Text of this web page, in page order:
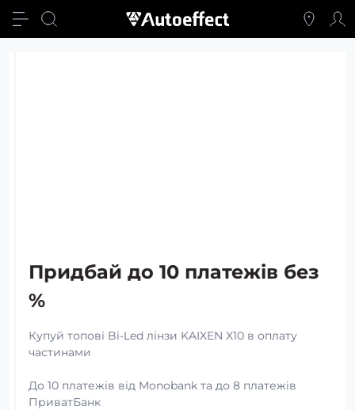
Придбай до 10 платежів без
%
Купуй топові Bi-Led лінзи KAIXEN X10 в оплату
частинами
До 10 платежів від Monobank та до 8 платежів
ПриватБанк